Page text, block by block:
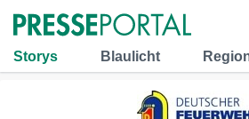
Storys Blaulicht